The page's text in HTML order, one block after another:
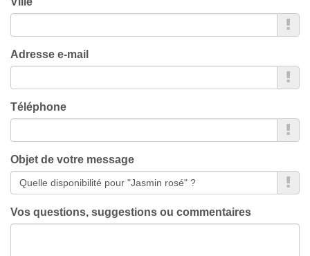
Adresse e-mail
Téléphone
Objet de votre message
Vos questions, suggestions ou commentaires